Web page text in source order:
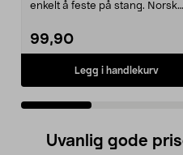
enkelt å feste på stang. Norsk
99,90
Legg i handlekurv
Uvanlig gode